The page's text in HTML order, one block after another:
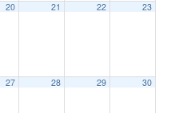
20 21 22 23
27 28 29 30